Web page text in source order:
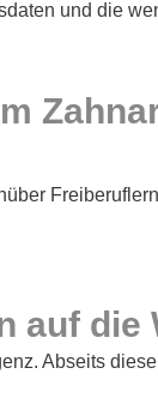
und die
auf die
Abseits